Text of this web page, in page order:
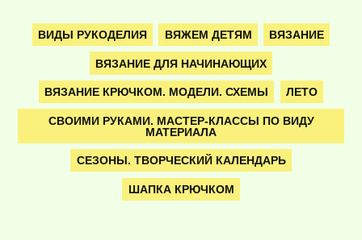
ВИДЫ РУКОДЕЛИЯ ВЯЖЕМ ДЕТЯМ ВЯЗАНИЕ
ВЯЗАНИЕ ДЛЯ НАЧИНАЮЩИХ
ВЯЗАНИЕ КРЮЧКОМ. МОДЕЛИ. СХЕМЫ ЛЕТО
СВОИМИ РУКАМИ. МАСТЕР-КЛАССЫ ПО ВИДУ
МАТЕРИАЛА
СЕЗОНЫ. ТВОРЧЕСКИЙ КАЛЕНДАРЬ
ШАПКА КРЮЧКОМ